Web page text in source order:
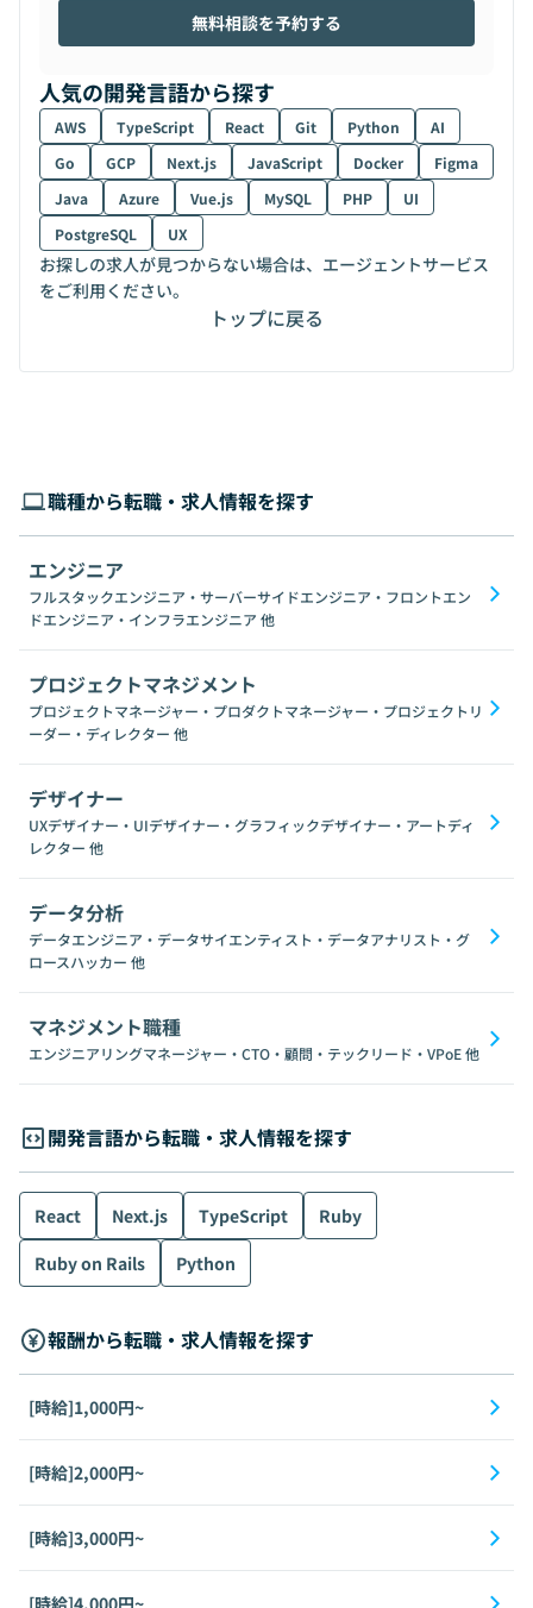
無料相談を予約する
人気の開発言語から探す
AWS TypeScript React Git Python
AI
Go
GCP Next.js JavaScript Docker
Figma
Java
Azure Vue.js MySQL PHP
UI
PostgreSQL
UX
お探しの求人が見つからない場合は、エージェントサービス
をご利用ください。
トップに戻る
職種から転職・求人情報を探す
エンジニア
フルスタックエンジニア・サーバーサイドエンジニア・フロントエン
ドエンジニア・インフラエンジニア 他
プロジェクトマネジメント
プロジェクトマネージャー・プロダクトマネージャー・プロジェクトリ
ーダー・ディレクター 他
デザイナー
UXデザイナー・UIデザイナー・グラフィックデザイナー・アートディ
レクター 他
データ分析
データエンジニア・データサイエンティスト・データアナリスト・グ
ロースハッカー 他
マネジメント職種
エンジニアリングマネージャー・CTO・顧問・テックリード・VPoE他
開発言語から転職・求人情報を探す
React Next.js TypeScript
Ruby
Ruby on Rails
Python
報酬から転職・求人情報を探す
[時給]1,000円~
[時給]2,000円~
[時給]3,000円~